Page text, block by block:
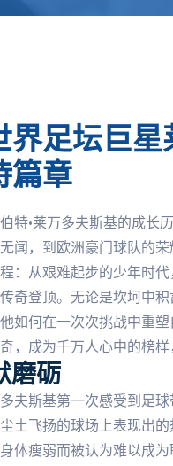
界足坛巨
篇章
特·莱万多夫斯基的成长
闻，到欧洲豪门球队的
：从艰难起步的少年时
奇登顶。无论是坎坷中
如何在一次次挑战中重
，成为千万人心中的榜
磨砺
夫斯基第一次感受到足
土飞扬的球场上表现出的
体瘦弱而被认为难以成